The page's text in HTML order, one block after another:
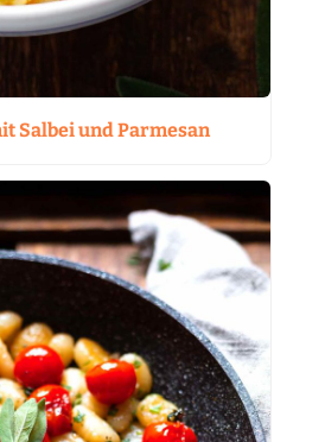
Salbei und Parmesan